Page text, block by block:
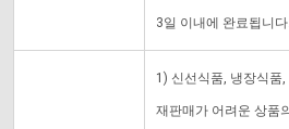
3일 이내에 완료됩니
1) 신선식품, 냉장식품
재판매가 어려운 상품